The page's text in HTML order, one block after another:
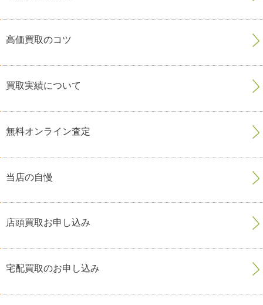
高価買取のコツ
買取実績について
無料オンライン査定
当店の自慢
店頭買取お申し込み
宅配買取のお申し込み